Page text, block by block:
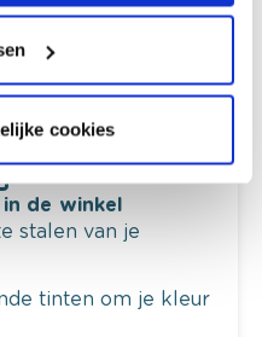
cookies
check-up
de winkel
stalen van je
tinten om je kleur